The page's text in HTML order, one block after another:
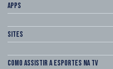
Apps
Sites
Como assistir a esportes na TV